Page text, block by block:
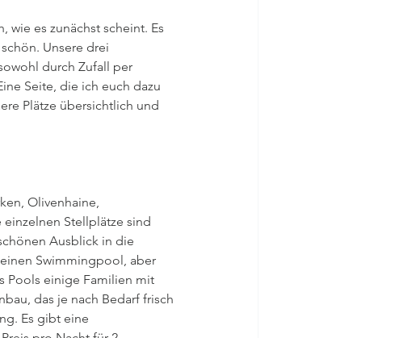
es zunächst scheint. Es
Unsere drei
durch Zufall per
Seite, die ich euch dazu
Plätze übersichtlich und
Olivenhaine,
Stellplätze sind
Ausblick in die
Swimmingpool, aber
Pools einige Familien mit
das je nach Bedarf frisch
Es gibt eine